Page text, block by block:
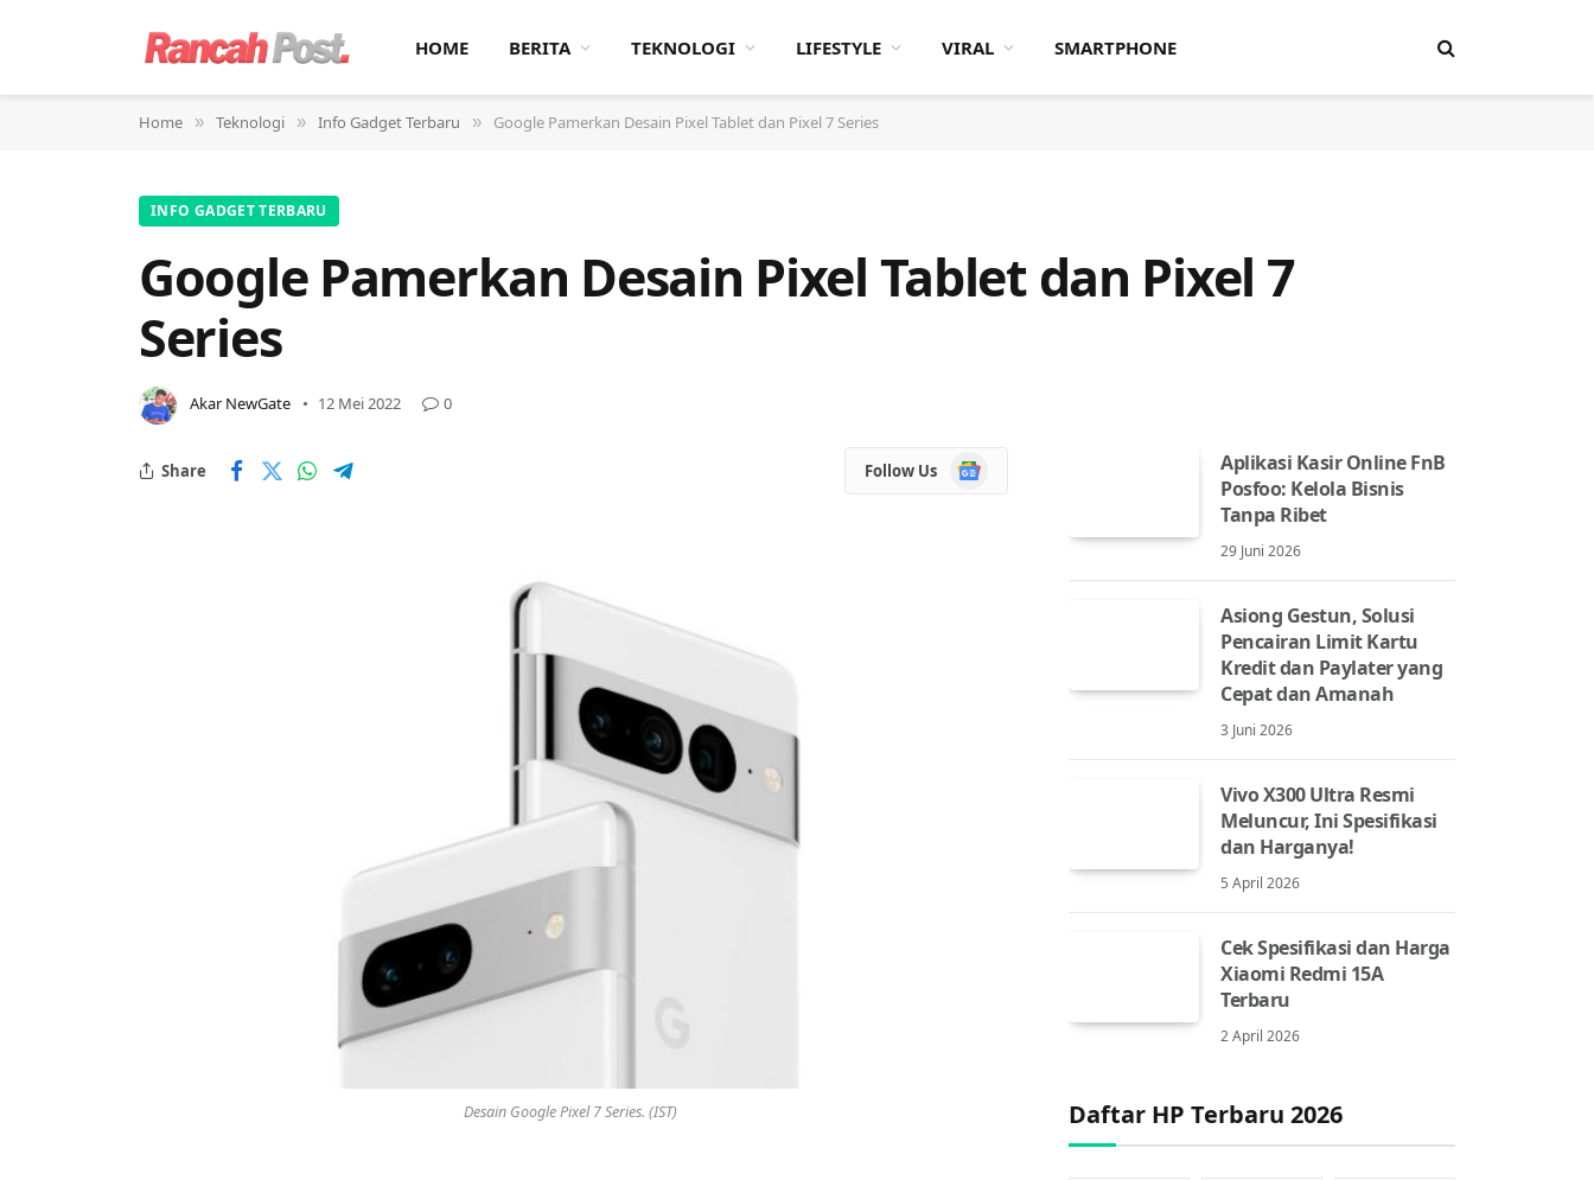
HOME BERITA TEKNOLOGI LIFESTYLE VIRAL SMARTPHONE
Home » Teknologi » Info Gadget Terbaru » Google Pamerkan Desain Pixel Tablet dan Pixel 7 Series
INFO GADGET TERBARU
Google Pamerkan Desain Pixel Tablet dan Pixel 7
Series
Akar NewGate 12 Mei 2022 0
Share Follow Us
Google
News
Desain Google Pixel 7 Series. (IST)
Aplikasi Kasir Online FnB
Posfoo: Kelola Bisnis
Tanpa Ribet
29 Juni 2026
Asiong Gestun, Solusi
Pencairan Limit Kartu
Kredit dan Paylater yang
Cepat dan Amanah
3 Juni 2026
Vivo X300 Ultra Resmi
Meluncur, Ini Spesifikasi
dan Harganya!
5 April 2026
Cek Spesifikasi dan Harga
Xiaomi Redmi 15A
Terbaru
2 April 2026
Daftar HP Terbaru 2026